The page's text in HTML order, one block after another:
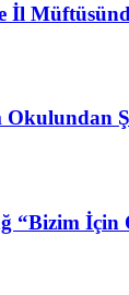
İl
Okulundan
“Bizim İçin